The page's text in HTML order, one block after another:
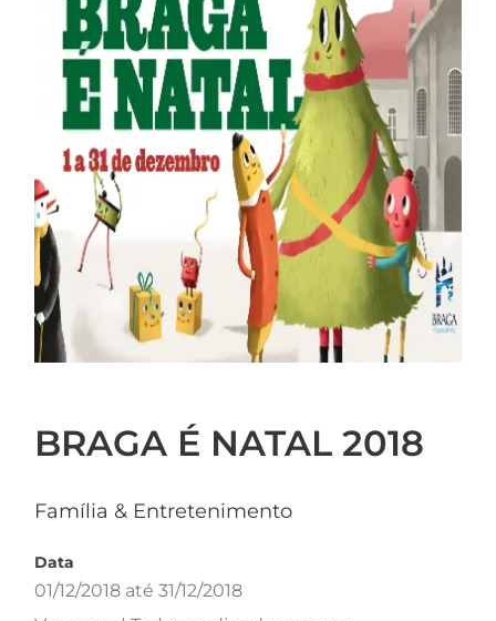
BRAGA É NATAL 2018
Família & Entretenimento
Data
01/12/2018 até 31/12/2018